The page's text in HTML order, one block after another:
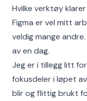
Hvilke verktøy
Figma er vel mitt
veldig mange
av en dag.
Jeg er i tillegg litt
fokusdeler i løpet
blir og flittig brukt